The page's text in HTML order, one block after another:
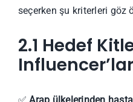
seçerken şu kriterleri göz
2.1 Hedef